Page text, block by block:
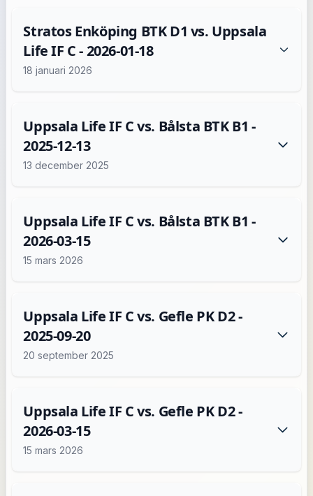
Stratos Enköping BTK D1 vs. Uppsala
Life IF C - 2026-01-18
18 januari 2026
Uppsala Life IF C vs. Bålsta BTK B1 -
2025-12-13
13 december 2025
Uppsala Life IF C vs. Bålsta BTK B1 -
2026-03-15
15 mars 2026
Uppsala Life IF C vs. Gefle PK D2 -
2025-09-20
20 september 2025
Uppsala Life IF C vs. Gefle PK D2 -
2026-03-15
15 mars 2026